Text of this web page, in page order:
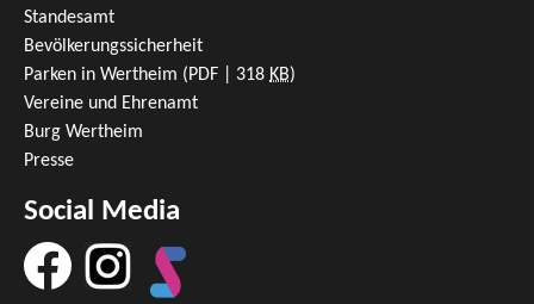
Standesamt
Bevölkerungssicherheit
Parken in Wertheim (PDF | 318 KB)
Vereine und Ehrenamt
Burg Wertheim
Presse
Social Media